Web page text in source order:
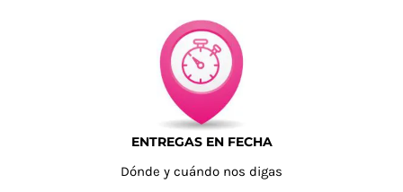
ENTREGAS EN FECHA
Dónde y cuándo nos digas